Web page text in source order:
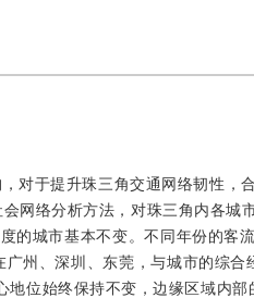
对于提升珠三角交通网络韧性，
网络分析方法，对珠三角内各城
的城市基本不变。不同年份的客
州、深圳、东莞，与城市的综
位始终保持不变，边缘区域内